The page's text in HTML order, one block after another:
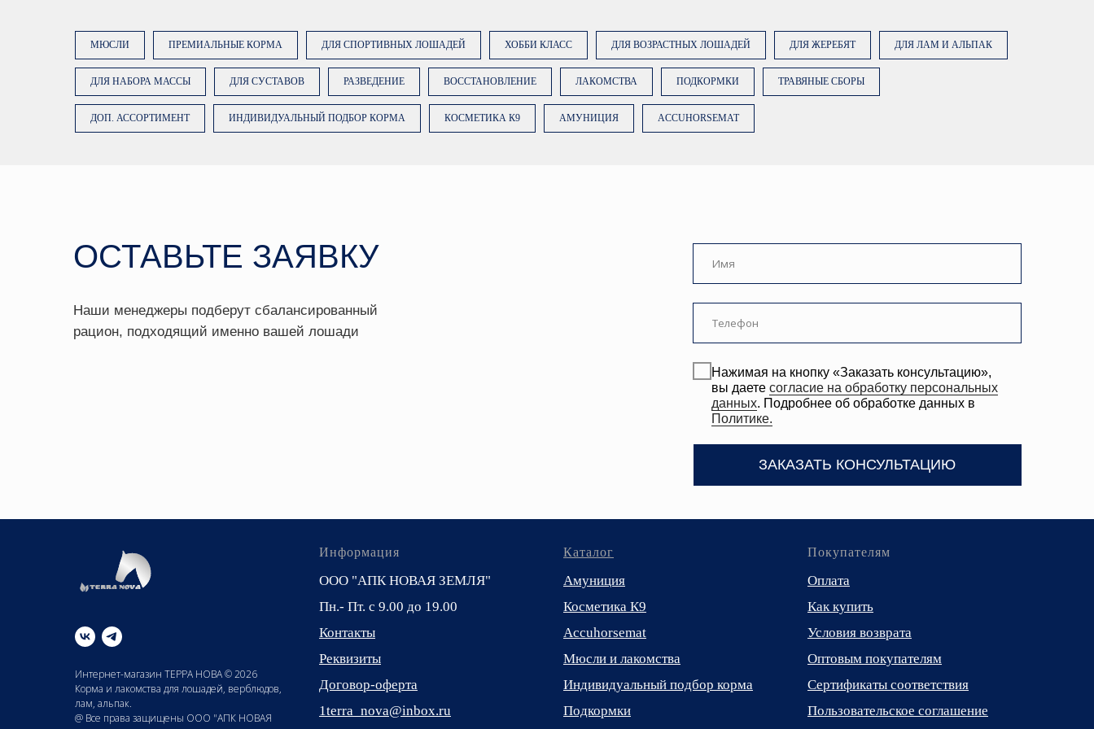
МЮСЛИ ПРЕМИАЛЬНЫЕ КОРМА ДЛЯ СПОРТИВНЫХ ЛОШАДЕЙ ХОББИ КЛАСС ДЛЯ ВОЗРАСТНЫХ ЛОШАДЕЙ ДЛЯ ЖЕРЕБЯТ ДЛЯ ЛАМ И АЛЬПАК
ДЛЯ НАБОРА МАССЫ ДЛЯ СУСТАВОВ РАЗВЕДЕНИЕ ВОССТАНОВЛЕНИЕ ЛАКОМСТВА ПОДКОРМКИ ТРАВЯНЫЕ СБОРЫ
ДОП. АССОРТИМЕНТ ИНДИВИДУАЛЬНЫЙ ПОДБОР КОРМА КОСМЕТИКА К9 АМУНИЦИЯ ACCUHORSEMAT
Наши менеджеры подберут сбалансированный
рацион, подходящий именно вашей лошади
ОСТАВЬТЕ ЗАЯВКУ
Нажимая на кнопку «Заказать консультацию»,
Интернет-магазин ТЕРРА НОВА © 2026
Корма и лакомства для лошадей, верблюдов,
лам, альпак.
@ Все права защищены ООО "АПК НОВАЯ
Информация
ООО "АПК НОВАЯ ЗЕМЛЯ"
Пн.- Пт. с 9.00 до 19.00
Контакты
Реквизиты
Договор-оферта
1terra_nova@inbox.ru
Каталог
Амуниция
Косметика К9
Accuhorsemat
Мюсли и лакомства
Индивидуальный подбор корма
Подкормки
Покупателям
Оплата
Как купить
Условия возврата
Оптовым покупателям
Сертификаты соответствия
Пользовательское соглашение